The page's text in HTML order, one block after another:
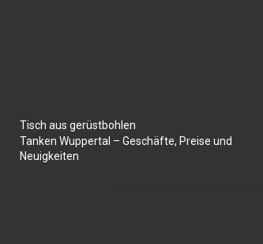
Tisch aus gerüstbohlen
Tanken Wuppertal – Geschäfte, Preise und
Neuigkeiten